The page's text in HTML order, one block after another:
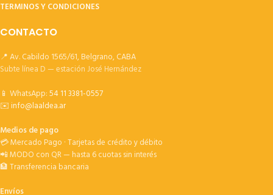
TERMINOS Y CONDICIONES
CONTACTO
📍 Av. Cabildo 1565/61, Belgrano, CABA
Subte línea D — estación José Hernández
📱 WhatsApp:54 11 3381-0557
✉️info@laaldea.ar
Medios de pago
💳 Mercado Pago · Tarjetas de crédito y débito
📲 MODO con QR — hasta 6 cuotas sin interés
🏦 Transferencia bancaria
Envíos